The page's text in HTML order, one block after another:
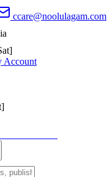
ccare@noolulagam.com
Account